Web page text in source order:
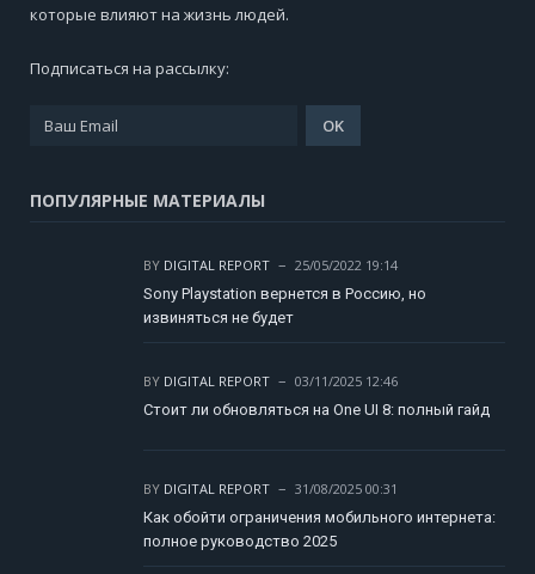
которые влияют на жизнь людей.
Подписаться на рассылку:
ПОПУЛЯРНЫЕ МАТЕРИАЛЫ
BY DIGITAL REPORT
25/05/2022 19:14
Sony Playstation вернется в Россию, но
извиняться не будет
BY DIGITAL REPORT
03/11/2025 12:46
Стоит ли обновляться на One UI 8: полный гайд
BY DIGITAL REPORT
31/08/2025 00:31
Как обойти ограничения мобильного интернета:
полное руководство 2025